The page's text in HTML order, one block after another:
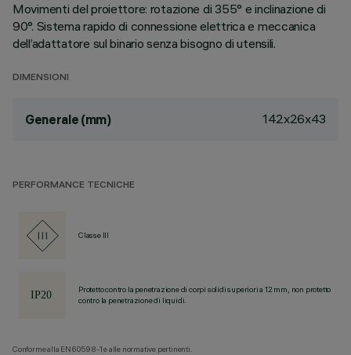
Movimenti del proiettore: rotazione di 355° e inclinazione di
90°. Sistema rapido di connessione elettrica e meccanica
dell’adattatore sul binario senza bisogno di utensili.
DIMENSIONI
Generale (mm) 142x26x43
PERFORMANCE TECNICHE
Classe III
Protetto contro la penetrazione di corpi solidi superiori a 12 mm, non protetto
contro la penetrazione di liquidi.
Conforme alla EN60598-1 e alle normative pertinenti.